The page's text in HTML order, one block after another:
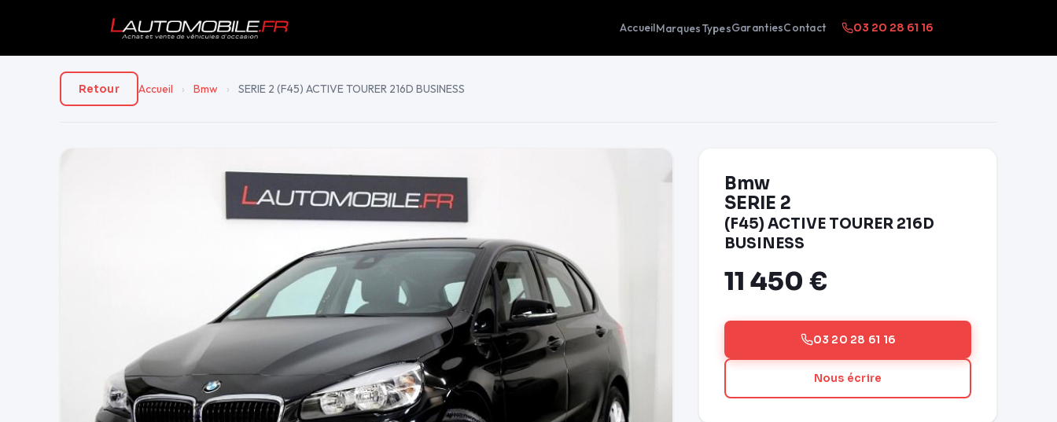
AccueilMarquesTypesGarantiesContact 03 20 28 61 16
Retour Accueil › Bmw › SERIE 2 (F45) ACTIVE TOURER 216D BUSINESS
Bmw
SERIE 2
(F45) ACTIVE TOURER 216D
BUSINESS
11 450 €
03 20 28 61 16
Nous écrire